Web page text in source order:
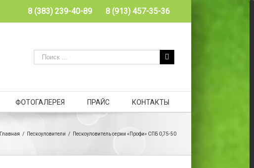
8 (383) 239-40-89 8 (913) 457-35-36
ФОТОГАЛЕРЕЯ ПРАЙС КОНТАКТЫ
Главная / Пескоуловители / Пескоуловитель серии «Профи» СПБ 0,75-50